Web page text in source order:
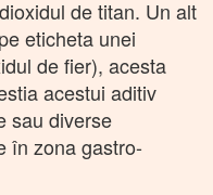
de titan. Un alt
eticheta unei
de fier), acesta
acestui aditiv
sau diverse
în zona gastro-